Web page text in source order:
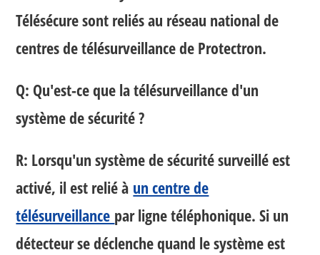
Télésécure sont reliés au réseau national de
centres de télésurveillance de Protectron.
Q: Qu'est-ce que la télésurveillance d'un
système de sécurité ?
R: Lorsqu'un système de sécurité surveillé est
activé, il est relié à un centre de
télésurveillance par ligne téléphonique. Si un
détecteur se déclenche quand le système est